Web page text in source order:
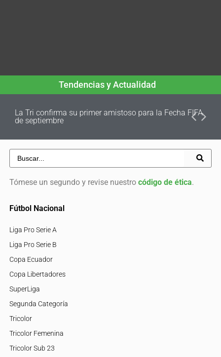
Tendencias y Actualidad
La Tri confirma su primer amistoso para la Fecha FIFA
de septiembre
Tómese un segundo y revise nuestro código de ética.
Fútbol Nacional
Liga Pro Serie A
Liga Pro Serie B
Copa Ecuador
Copa Libertadores
SuperLiga
Segunda Categoría
Tricolor
Tricolor Femenina
Tricolor Sub 23